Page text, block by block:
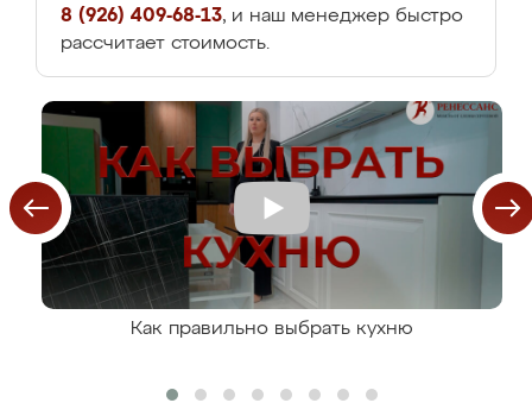
8 (926) 409-68-13, и наш менеджер быстро
рассчитает стоимость.
Как правильно выбрать кухню